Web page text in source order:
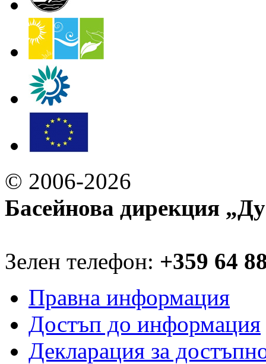
© 2006-2026
Басейнова дирекция
Зелен телефон: +359 64
Правна информация
Достъп до информация
Декларация за